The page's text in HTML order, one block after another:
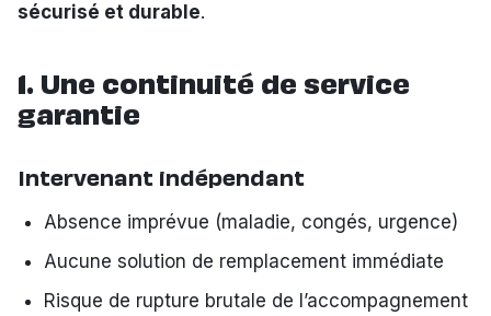
sécurisé et durable.
1. Une continuité de service
garantie
Intervenant indépendant
Absence imprévue (maladie, congés, urgence)
Aucune solution de remplacement immédiate
Risque de rupture brutale de l’accompagnement